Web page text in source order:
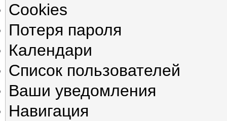
Cookies
Потеря пароля
Календари
Список пользователей
Ваши уведомления
Навигация